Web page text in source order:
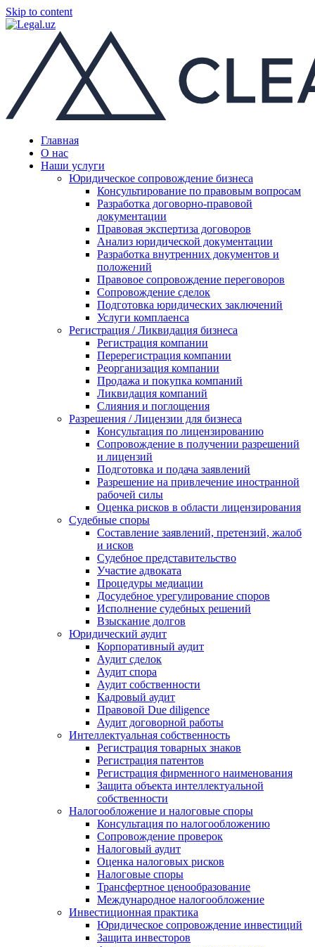
Skip to content
Главная
О нас
Наши услуги
Юридическое сопровождение бизнеса
Консультирование по правовым вопросам
Разработка договорно-правовой
документации
Правовая экспертиза договоров
Анализ юридической документации
Разработка внутренних документов и
положений
Правовое сопровождение переговоров
Сопровождение сделок
Подготовка юридических заключений
Услуги комплаенса
Регистрация / Ликвидация бизнеса
Регистрация компании
Перерегистрация компании
Реорганизация компании
Продажа и покупка компаний
Ликвидация компаний
Слияния и поглощения
Разрешения / Лицензии для бизнеса
Консультация по лицензированию
Сопровождение в получении разрешений
и лицензий
Подготовка и подача заявлений
Разрешение на привлечение иностранной
рабочей силы
Оценка рисков в области лицензирования
Судебные споры
Составление заявлений, претензий, жалоб
и исков
Судебное представительство
Участие адвоката
Процедуры медиации
Досудебное урегулирование споров
Исполнение судебных решений
Взыскание долгов
Юридический аудит
Корпоративный аудит
Аудит сделок
Аудит спора
Аудит собственности
Кадровый аудит
Правовой Due diligence
Аудит договорной работы
Интеллектуальная собственность
Регистрация товарных знаков
Регистрация патентов
Регистрация фирменного наименования
Защита объекта интеллектуальной
собственности
Налогообложение и налоговые споры
Консультация по налогообложению
Сопровождение проверок
Налоговый аудит
Оценка налоговых рисков
Налоговые споры
Трансфертное ценообразование
Международное налогообложение
Инвестиционная практика
Юридическое сопровождение инвестиций
Защита инвесторов